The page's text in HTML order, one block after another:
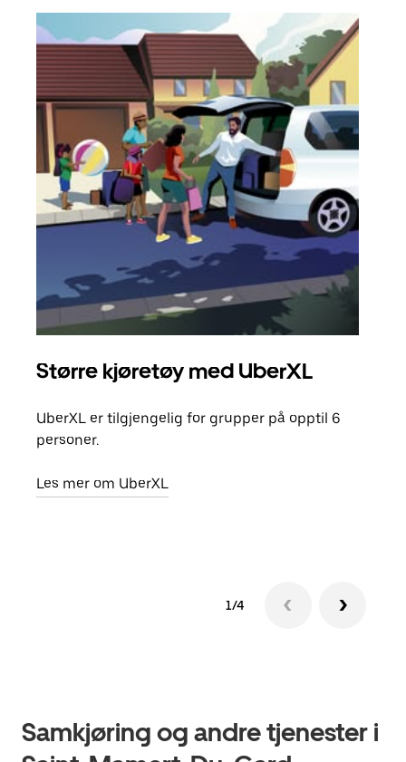
Større kjøretøy med UberXL
UberXL er tilgjengelig for grupper på opptil 6
personer.
Les mer om UberXL
1/4
Samkjøring og andre tjenester i